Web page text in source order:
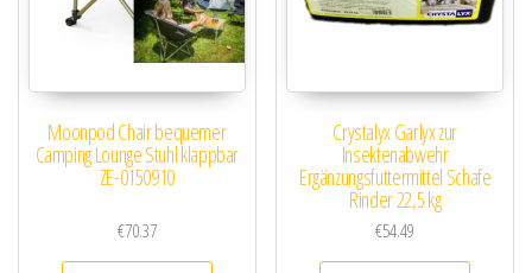
Moonpod Chair bequemer
Camping Lounge Stuhl klappbar
ZE-0150910
€70.37
Crystalyx Garlyx zur
Insektenabwehr
Ergänzungsfuttermittel Schafe
Rinder 22,5 kg
€54.49